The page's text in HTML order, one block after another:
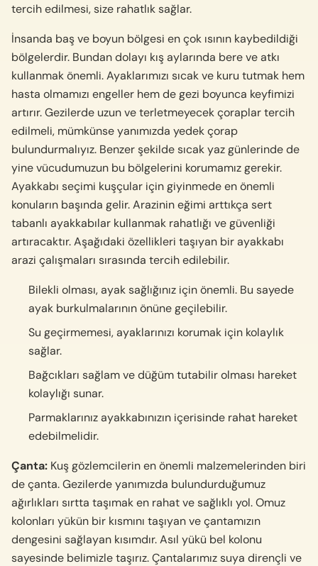
tercih edilmesi, size rahatlık sağlar.
İnsanda baş ve boyun bölgesi en çok ısının kaybedildiği
bölgelerdir. Bundan dolayı kış aylarında bere ve atkı
kullanmak önemli. Ayaklarımızı sıcak ve kuru tutmak hem
hasta olmamızı engeller hem de gezi boyunca keyfimizi
artırır. Gezilerde uzun ve terletmeyecek çoraplar tercih
edilmeli, mümkünse yanımızda yedek çorap
bulundurmalıyız. Benzer şekilde sıcak yaz günlerinde de
yine vücudumuzun bu bölgelerini korumamız gerekir.
Ayakkabı seçimi kuşçular için giyinmede en önemli
konuların başında gelir. Arazinin eğimi arttıkça sert
tabanlı ayakkabılar kullanmak rahatlığı ve güvenliği
artıracaktır. Aşağıdaki özellikleri taşıyan bir ayakkabı
arazi çalışmaları sırasında tercih edilebilir.
Bilekli olması, ayak sağlığınız için önemli. Bu sayede
ayak burkulmalarının önüne geçilebilir.
Su geçirmemesi, ayaklarınızı korumak için kolaylık
sağlar.
Bağcıkları sağlam ve düğüm tutabilir olması hareket
kolaylığı sunar.
Parmaklarınız ayakkabınızın içerisinde rahat hareket
edebilmelidir.
Çanta: Kuş gözlemcilerin en önemli malzemelerinden biri
de çanta. Gezilerde yanımızda bulundurduğumuz
ağırlıkları sırtta taşımak en rahat ve sağlıklı yol. Omuz
kolonları yükün bir kısmını taşıyan ve çantamızın
dengesini sağlayan kısımdır. Asıl yükü bel kolonu
sayesinde belimizle taşırız. Çantalarımız suya dirençli ve